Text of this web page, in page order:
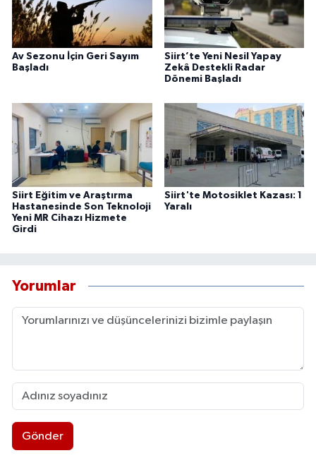
Av Sezonu İçin Geri Sayım
Başladı
Siirt’te Yeni Nesil Yapay
Zekâ Destekli Radar
Dönemi Başladı
Siirt Eğitim ve Araştırma
Hastanesinde Son Teknoloji
Yeni MR Cihazı Hizmete
Girdi
Siirt'te Motosiklet Kazası: 1
Yaralı
Yorumlar
Gönder